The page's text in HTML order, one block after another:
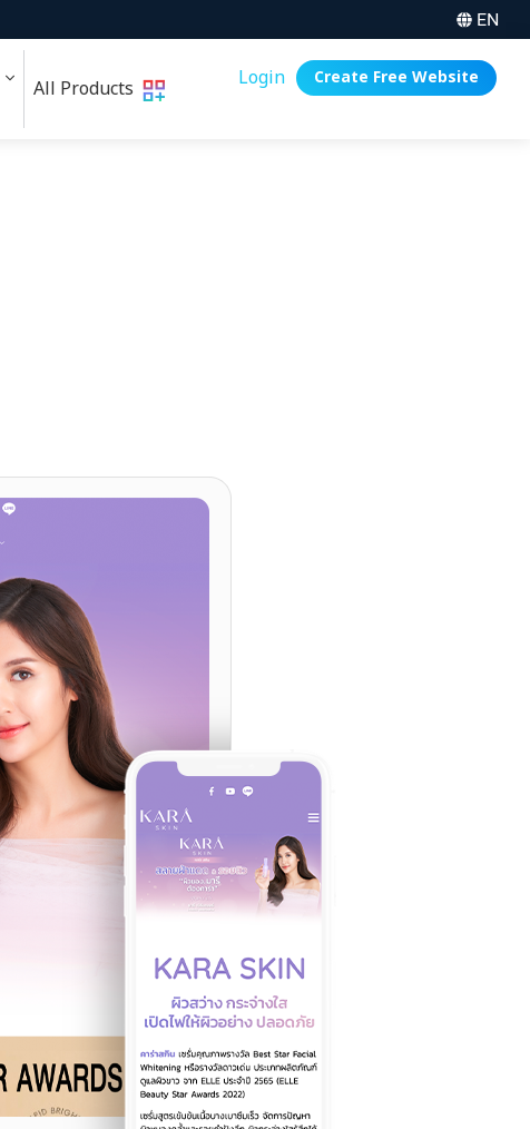
EN
All Products Login Create Free Website